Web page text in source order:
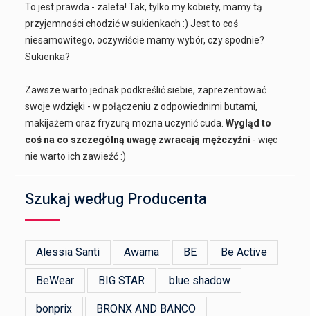
To jest prawda - zaleta! Tak, tylko my kobiety, mamy tą
przyjemności chodzić w sukienkach :) Jest to coś
niesamowitego, oczywiście mamy wybór, czy spodnie?
Sukienka?
Zawsze warto jednak podkreślić siebie, zaprezentować
swoje wdzięki - w połączeniu z odpowiednimi butami,
makijażem oraz fryzurą można uczynić cuda.Wygląd to
coś na co szczególną uwagę zwracają mężczyźni - więc
nie warto ich zawieźć :)
Szukaj według Producenta
Alessia Santi Awama BE Be Active
BeWear BIG STAR blue shadow
bonprix BRONX AND BANCO